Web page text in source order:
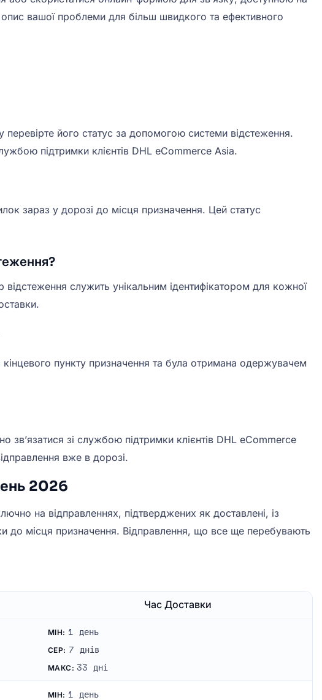
вашої проблеми для більш швидкого та ефективного
його статус за допомогою системи відстеження.
підтримки клієнтів DHL eCommerce Asia.
зараз у дорозі до місця призначення. Цей статус
служить унікальним ідентифікатором для кожної
пункту призначення та була отримана одержувачем
зі службою підтримки клієнтів DHL eCommerce
вже в дорозі.
2026
на відправленнях, підтверджених як доставлені, із
до місця призначення. Відправлення, що все ще перебувають
Час Доставки
МІН: 1 день
СЕР: 7 днів
МАКС: 33 дні
МІН: 1 день